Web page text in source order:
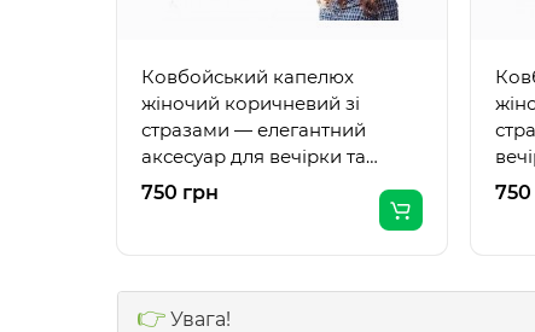
Ковбойський капелюх
жіночий коричневий зі
стразами — елегантний
аксесуар для вечірки та
повсякденного образу
750 грн 750
👉 Увага!